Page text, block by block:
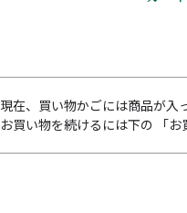
現在、買い物かごには商品が入
お買い物を続けるには下の 「お